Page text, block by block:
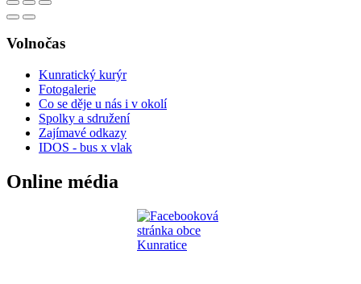
Volnočas
Kunratický kurýr
Fotogalerie
Co se děje u nás i v okolí
Spolky a sdružení
Zajímavé odkazy
IDOS - bus x vlak
Online média